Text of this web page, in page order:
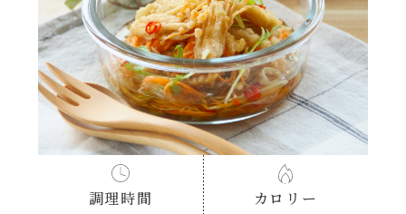
時短（調理時間10分以下）
お弁当
お祝い
おつまみ/おやつ
あえるハコネーゼジェノベーゼ
あえるハコネーゼペペロンチーノ
あえるハコネーゼたらこクリーム
シャンタンシリーズ
調理時間
カロリー